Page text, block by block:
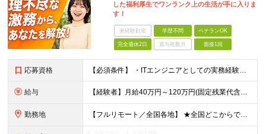
した福利厚生でワンランク上の生活が手に入りま
す！
未経験歓迎 学歴不問 ベテランOK
完全週休2日 賞与複数月 面接1回
応募資格 【必須条件】 ・ITエンジニアとしての実務経験が1年以上ある方 ※開発・インフラ・運用保守など分野・フェーズは不問！ ※学歴不問 【歓迎条件】 ・基本設計、詳細設計などの経験がある方 ・AWS, G
給与 【経験者】月給40万円～120万円(固定残業代含む)+各種手当 ※月給には、みなし残業手当(月30時間／5万8,000円～15万7,000円)を含みます ※上記を超える時間外労働分は追加で支給します
勤務地 【フルリモート／全国各地】 ★全国どこからでも参画可能！フルリモート案件も多数！ ※プロジェクトは100%選択制。あなたの希望を最優先します。 ※フルリモート、ハイブリッド、常駐案件から自由に選択可能